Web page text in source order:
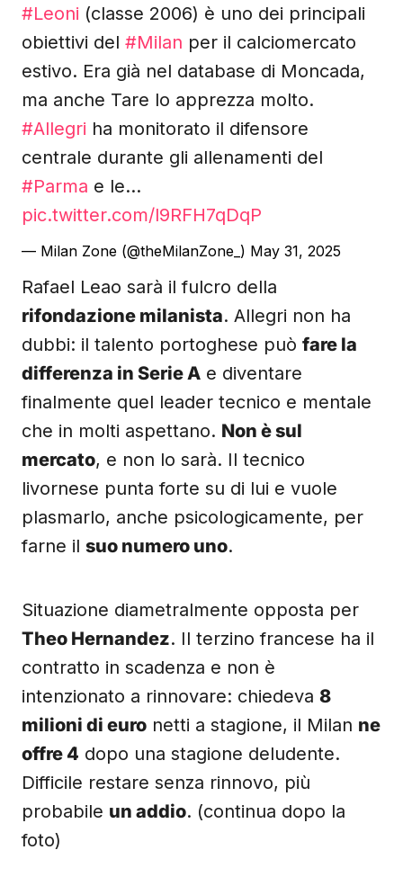
#Leoni (classe 2006) è uno dei principali
obiettivi del #Milan per il calciomercato
estivo. Era già nel database di Moncada,
ma anche Tare lo apprezza molto.
#Allegri ha monitorato il difensore
centrale durante gli allenamenti del
#Parma e le…
pic.twitter.com/l9RFH7qDqP
— Milan Zone (@theMilanZone_) May 31, 2025
Rafael Leao sarà il fulcro della
rifondazione milanista. Allegri non ha
dubbi: il talento portoghese può fare la
differenza in Serie A e diventare
finalmente quel leader tecnico e mentale
che in molti aspettano. Non è sul
mercato, e non lo sarà. Il tecnico
livornese punta forte su di lui e vuole
plasmarlo, anche psicologicamente, per
farne il suo numero uno.
Situazione diametralmente opposta per
Theo Hernandez. Il terzino francese ha il
contratto in scadenza e non è
intenzionato a rinnovare: chiedeva 8
milioni di euro netti a stagione, il Milan ne
offre 4 dopo una stagione deludente.
Difficile restare senza rinnovo, più
probabile un addio. (continua dopo la
foto)